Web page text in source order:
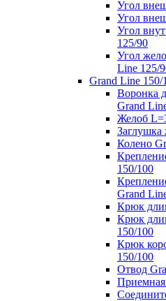
Угол
Угол
Угол
125/90
Угол
Line 125/
Grand Line 150/
Воронка
Grand
Желоб
Заглушка
Колено
150/100
Grand
Крюк
Крюк
150/100
Крюк
150/100
Отвод
Приемная